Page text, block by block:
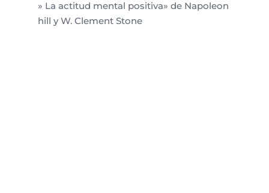
» La actitud mental positiva» de Napoleon
hill y W. Clement Stone